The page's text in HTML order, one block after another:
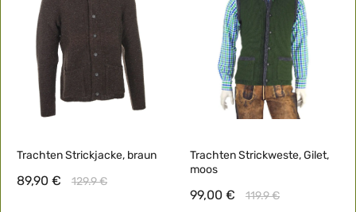
Trachten Strickjacke, braun
89,90 € 129.9 €
Trachten Strickweste, Gilet,
moos
99,00 € 119.9 €